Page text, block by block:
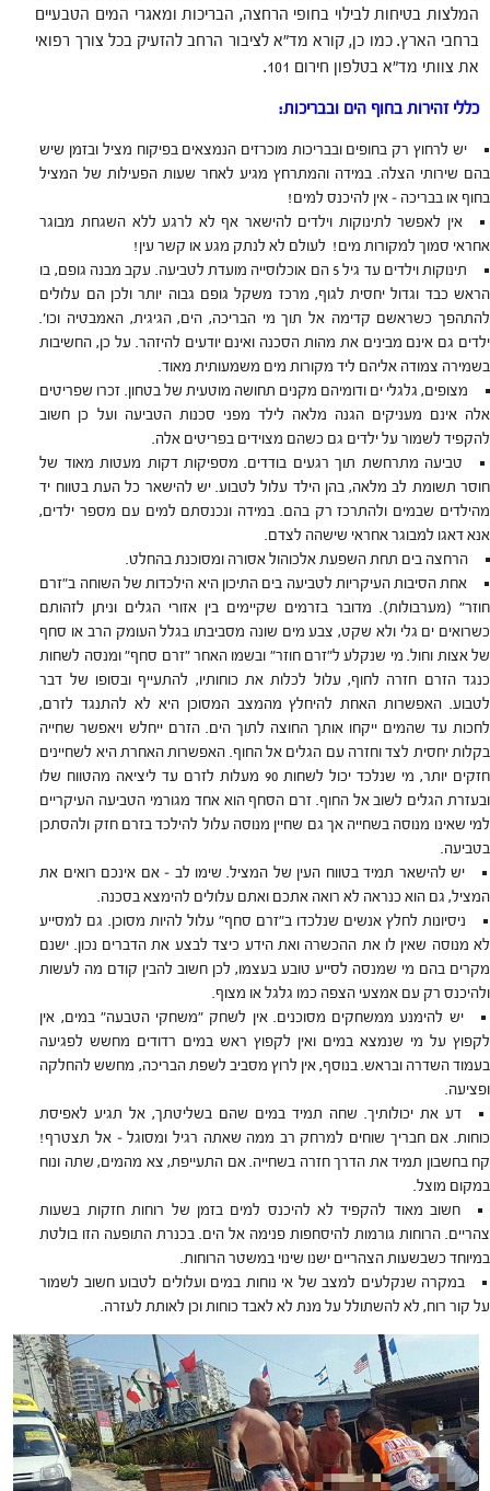
המלצות בטיחות לבילוי בחופי הרחצה, הבריכות ומאגרי המים הטבעיים
ברחבי הארץ. כמו כן, קורא מד"א לציבור הרחב להזעיק בכל צורך רפואי
את צוותי מד"א בטלפון חירום 101.
כללי זהירות בחוף הים ובבריכות:
יש לרחוץ רק בחופים ובבריכות מוכרזים הנמצאים בפיקוח מציל ובזמן שיש
בהם שירותי הצלה. במידה והמתרחץ מגיע לאחר שעות הפעילות של המציל
בחוף או בבריכה – אין להיכנס למים!
אין לאפשר לתינוקות וילדים להישאר אף לא לרגע ללא השגחת מבוגר
אחראי סמוך למקורות מים! לעולם לא לנתק מגע או קשר עין!
תינוקות וילדים עד גיל 5 הם אוכלוסייה מועדת לטביעה. עקב מבנה גופם, בו
הראש כבד וגדול יחסית לגוף, מרכז משקל גופם גבוה יותר ולכן הם עלולים
להתהפך כשראשם קדימה אל תוך מי הבריכה, הים, הגיגית, האמבטיה וכו'.
ילדים גם אינם מבינים את מהות הסכנה ואינם יודעים להיזהר. על כן, החשיבות
בשמירה צמודה אליהם ליד מקורות מים משמעותית מאוד.
מצופים, גלגלי ים ודומיהם מקנים תחושה מוטעית של בטחון. זכרו שפריטים
אלה אינם מעניקים הגנה מלאה לילד מפני סכנות הטביעה ועל כן חשוב
להקפיד לשמור על ילדים גם כשהם מצוידים בפריטים אלה.
טביעה מתרחשת תוך רגעים בודדים. מספיקות דקות מעטות מאוד של
חוסר תשומת לב מלאה, בהן הילד עלול לטבוע. יש להישאר כל העת בטווח יד
מהילדים שבמים ולהתרכז רק בהם. במידה ונכנסתם למים עם מספר ילדים,
אנא דאגו למבוגר אחראי שישהה לצדם.
הרחצה בים תחת השפעת אלכוהול אסורה ומסוכנת בהחלט.
אחת הסיבות העיקריות לטביעה בים התיכון היא הילכדות של השוחה ב"זרם
חוזר" (מערבולות). מדובר בזרמים שקיימים בין אזורי הגלים וניתן לזהותם
כשרואים ים גלי ולא שקט, צבע מים שונה מסביבתו בגלל העומק הרב או סחף
של אצות וחול. מי שנקלע ל"זרם חוזר" ובשמו האחר "זרם סחף" ומנסה לשחות
כנגד הזרם חזרה לחוף, עלול לכלות את כוחותיו, להתעייף ובסופו של דבר
לטבוע. האפשרות האחת להיחלץ מהמצב המסוכן היא לא להתנגד לזרם,
לחכות עד שהמים ייקחו אותך החוצה לתוך הים. הזרם ייחלש ויאפשר שחייה
בקלות יחסית לצד וחזרה עם הגלים אל החוף. האפשרות האחרת היא לשחיינים
חזקים יותר, מי שנלכד יכול לשחות 90 מעלות לזרם עד ליציאה מהטווח שלו
ובעזרת הגלים לשוב אל החוף. זרם הסחף הוא אחד מגורמי הטביעה העיקריים
למי שאינו מנוסה בשחייה אך גם שחיין מנוסה עלול להילכד בזרם חזק ולהסתכן
בטביעה.
יש להישאר תמיד בטווח העין של המציל. שימו לב – אם אינכם רואים את
המציל, גם הוא כנראה לא רואה אתכם ואתם עלולים להימצא בסכנה.
ניסיונות לחלץ אנשים שנלכדו ב"זרם סחף" עלול להיות מסוכן. גם למסייע
לא מנוסה שאין לו את ההכשרה ואת הידע כיצד לבצע את הדברים נכון. ישנם
מקרים בהם מי שמנסה לסייע טובע בעצמו, לכן חשוב להבין קודם מה לעשות
ולהיכנס רק עם אמצעי הצפה כמו גלגל או מצוף.
יש להימנע ממשחקים מסוכנים. אין לשחק "משחקי הטבעה" במים, אין
לקפוץ על מי שנמצא במים ואין לקפוץ ראש במים רדודים מחשש לפגיעה
בעמוד השדרה ובראש. בנוסף, אין לרוץ מסביב לשפת הבריכה, מחשש להחלקה
ופציעה.
דע את יכולותיך. שחה תמיד במים שהם בשליטתך, אל תגיע לאפיסת
כוחות. אם חבריך שוחים למרחק רב ממה שאתה רגיל ומסוגל – אל תצטרף!
קח בחשבון תמיד את הדרך חזרה בשחייה. אם התעייפת, צא מהמים, שתה ונוח
במקום מוצל.
חשוב מאוד להקפיד לא להיכנס למים בזמן של רוחות חזקות בשעות
צהריים. הרוחות גורמות להיסחפות פנימה אל הים. בכנרת התופעה הזו בולטת
במיוחד כשבשעות הצהריים ישנו שינוי במשטר הרוחות.
במקרה שנקלעים למצב של אי נוחות במים ועלולים לטבוע חשוב לשמור
על קור רוח, לא להשתולל על מנת לא לאבד כוחות וכן לאותת לעזרה.